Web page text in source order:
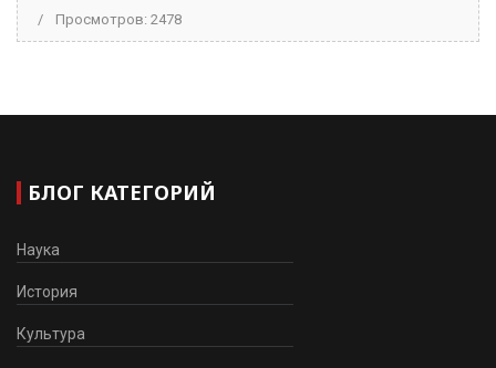
Просмотров: 2478
БЛОГ КАТЕГОРИЙ
Наука
История
Культура